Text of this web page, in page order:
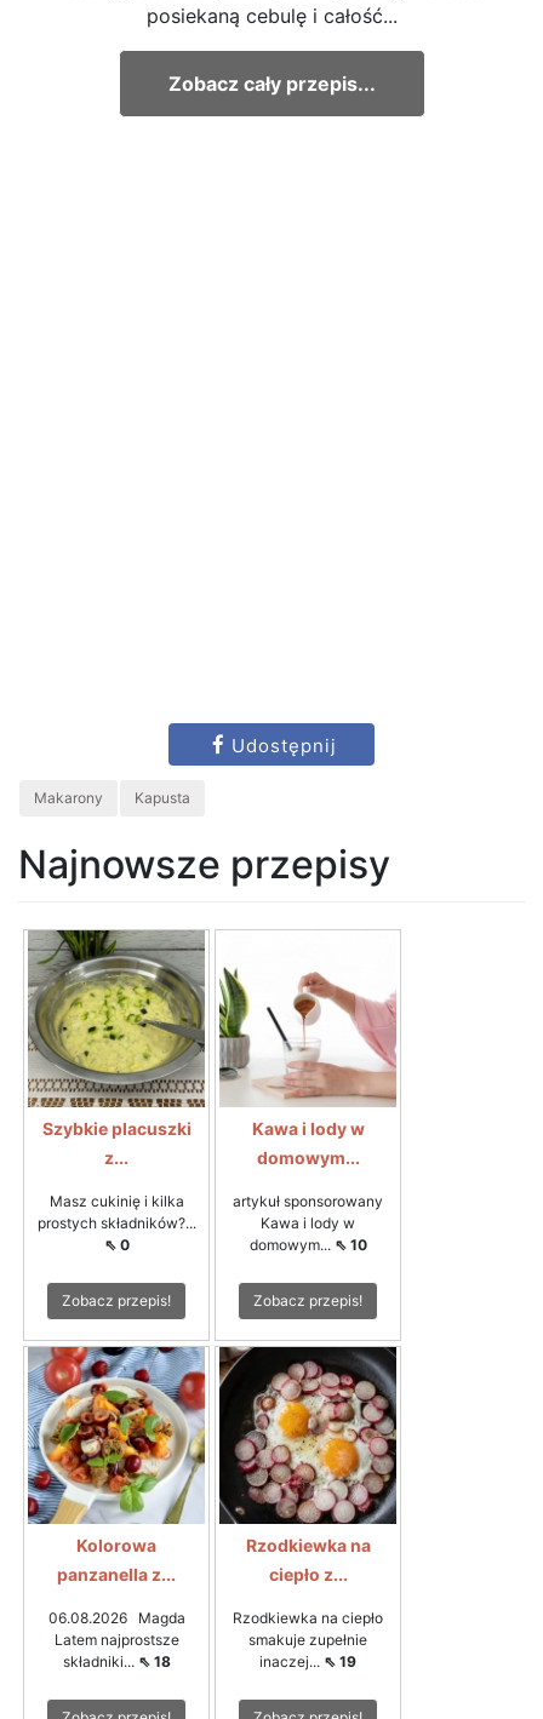
posiekaną cebulę i całość...
Zobacz cały przepis...
Udostępnij
Makarony Kapusta
Najnowsze przepisy
Szybkie placuszki
z...
Masz cukinię i kilka
prostych składników?...
⇖ 0
Zobacz przepis!
Kawa i lody w
domowym...
artykuł sponsorowany
Kawa i lody w
domowym... ⇖ 10
Zobacz przepis!
Kolorowa
panzanella z...
06.08.2026 Magda
Latem najprostsze
składniki... ⇖ 18
Rzodkiewka na
ciepło z...
Rzodkiewka na ciepło
smakuje zupełnie
inaczej... ⇖ 19